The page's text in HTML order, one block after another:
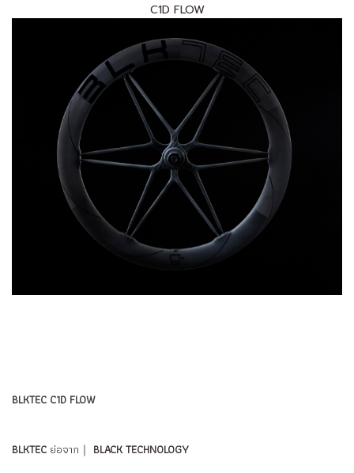
C1D FLOW
BLKTEC C1D FLOW
BLKTEC ย่อจาก｜ BLACK TECHNOLOGY